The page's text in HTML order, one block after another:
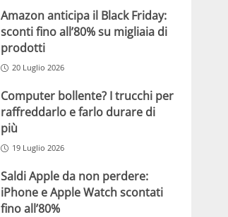
Amazon anticipa il Black Friday:
sconti fino all’80% su migliaia di
prodotti
20 Luglio 2026
Computer bollente? I trucchi per
raffreddarlo e farlo durare di
più
19 Luglio 2026
Saldi Apple da non perdere:
iPhone e Apple Watch scontati
fino all’80%